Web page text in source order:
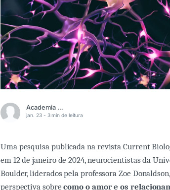
Academia Médica
jan. 23 - 3 min de leitura
Uma pesquisa publicada na revista Current
em 12 de janeiro de 2024, neurocientistas da
Boulder, liderados pela professora Zoe
perspectiva sobrecomo o amor e os